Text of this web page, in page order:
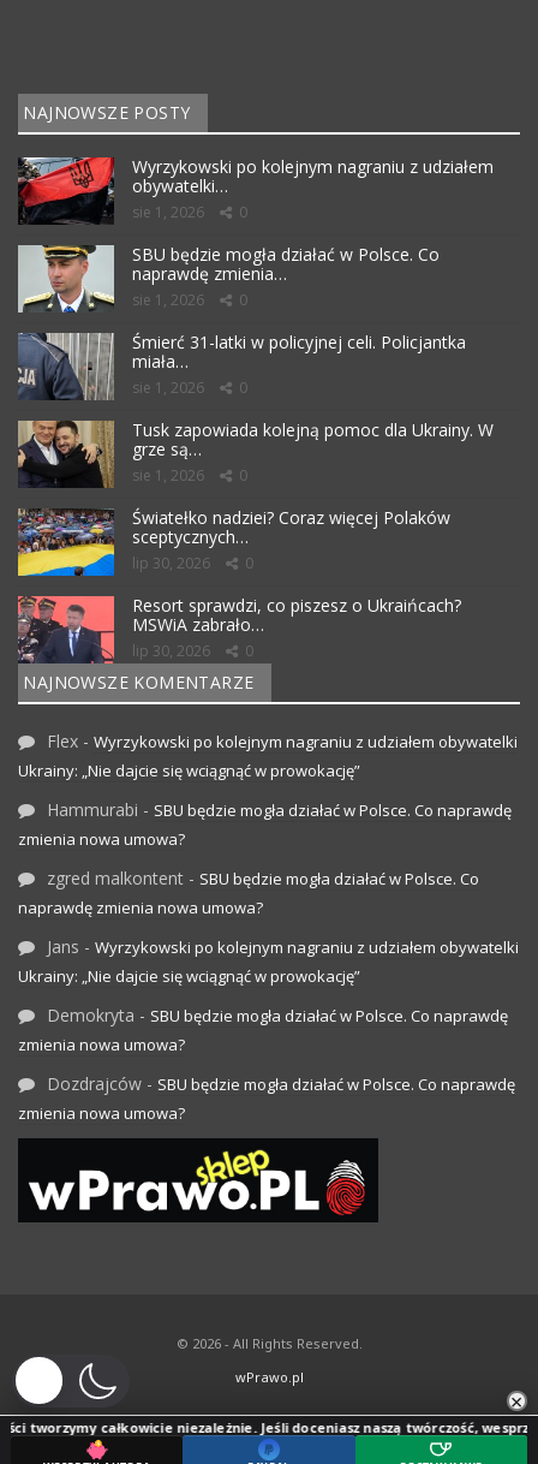
NAJNOWSZE POSTY
Wyrzykowski po kolejnym nagraniu z udziałem
obywatelki…
sie 1, 2026 0
SBU będzie mogła działać w Polsce. Co
naprawdę zmienia…
sie 1, 2026 0
Śmierć 31-latki w policyjnej celi. Policjantka
miała…
sie 1, 2026 0
Tusk zapowiada kolejną pomoc dla Ukrainy. W
grze są…
sie 1, 2026 0
Światełko nadziei? Coraz więcej Polaków
sceptycznych…
lip 30, 2026 0
Resort sprawdzi, co piszesz o Ukraińcach?
MSWiA zabrało…
lip 30, 2026 0
NAJNOWSZE KOMENTARZE
Flex - Wyrzykowski po kolejnym nagraniu z udziałem obywatelki
Ukrainy: „Nie dajcie się wciągnąć w prowokację”
Hammurabi - SBU będzie mogła działać w Polsce. Co naprawdę
zmienia nowa umowa?
zgred malkontent - SBU będzie mogła działać w Polsce. Co
naprawdę zmienia nowa umowa?
Jans - Wyrzykowski po kolejnym nagraniu z udziałem obywatelki
Ukrainy: „Nie dajcie się wciągnąć w prowokację”
Demokryta - SBU będzie mogła działać w Polsce. Co naprawdę
zmienia nowa umowa?
Dozdrajców - SBU będzie mogła działać w Polsce. Co naprawdę
zmienia nowa umowa?
© 2026 - All Rights Reserved.
wPrawo.pl
×
tworzymy całkowicie niezależnie. Jeśli doceniasz naszą twórczość, wesprzyj